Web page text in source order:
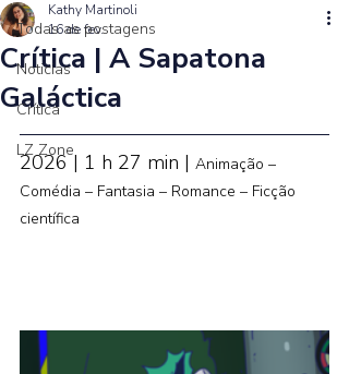
Todas as postagens
Noticias
Crítica
LZ Zone
Crítica | A Sapatona
Galáctica
Kathy Martinoli
16 de fev.
2026 | 1 h 27 min | Animação –
Comédia – Fantasia – Romance – Ficção
científica